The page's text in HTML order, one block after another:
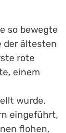
so bewegte
der ältesten
rote
einem
wurde.
eingeführt,
flohen,